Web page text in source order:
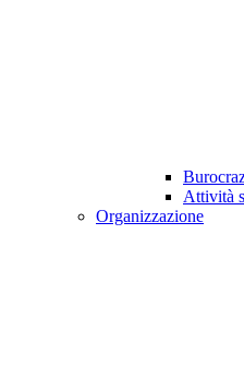
Attività
Organizzazione